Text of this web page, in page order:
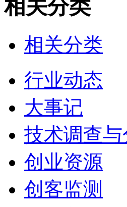
相关分类
相关分类
行业动态
大事记
技术调查与
创业资源
创客监测